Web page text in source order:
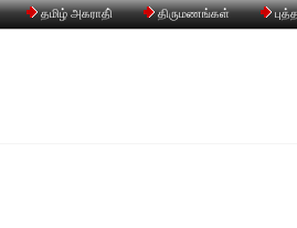
தமிழ் அகராதி் திருமணங்கள்